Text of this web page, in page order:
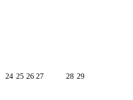
24 25 26 27 28 29